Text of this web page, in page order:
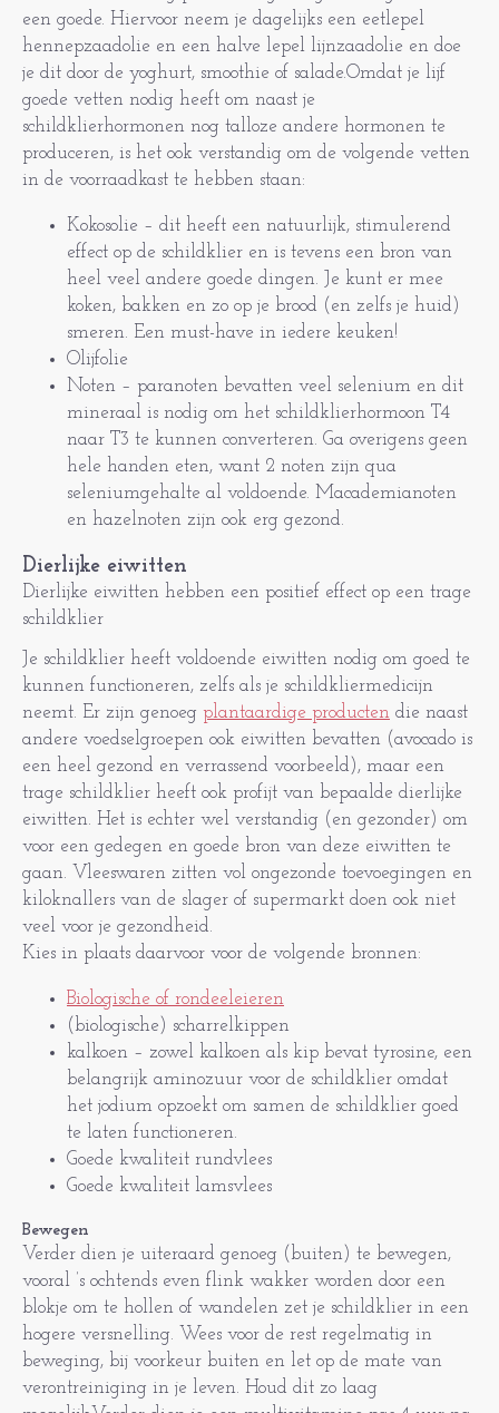
een goede. Hiervoor neem je dagelijks een eetlepel
hennepzaadolie en een halve lepel lijnzaadolie en doe
je dit door de yoghurt, smoothie of salade.Omdat je lijf
goede vetten nodig heeft om naast je
schildklierhormonen nog talloze andere hormonen te
produceren, is het ook verstandig om de volgende vetten
in de voorraadkast te hebben staan:
Kokosolie – dit heeft een natuurlijk, stimulerend
effect op de schildklier en is tevens een bron van
heel veel andere goede dingen. Je kunt er mee
koken, bakken en zo op je brood (en zelfs je huid)
smeren. Een must-have in iedere keuken!
Olijfolie
Noten – paranoten bevatten veel selenium en dit
mineraal is nodig om het schildklierhormoon T4
naar T3 te kunnen converteren. Ga overigens geen
hele handen eten, want 2 noten zijn qua
seleniumgehalte al voldoende. Macademianoten
en hazelnoten zijn ook erg gezond.
Dierlijke eiwitten
Dierlijke eiwitten hebben een positief effect op een trage
schildklier
Je schildklier heeft voldoende eiwitten nodig om goed te
kunnen functioneren, zelfs als je schildkliermedicijn
neemt. Er zijn genoeg plantaardige producten die naast
andere voedselgroepen ook eiwitten bevatten (avocado is
een heel gezond en verrassend voorbeeld), maar een
trage schildklier heeft ook profijt van bepaalde dierlijke
eiwitten. Het is echter wel verstandig (en gezonder) om
voor een gedegen en goede bron van deze eiwitten te
gaan. Vleeswaren zitten vol ongezonde toevoegingen en
kiloknallers van de slager of supermarkt doen ook niet
veel voor je gezondheid.
Kies in plaats daarvoor voor de volgende bronnen:
Biologische of rondeeleieren
(biologische) scharrelkippen
kalkoen – zowel kalkoen als kip bevat tyrosine, een
belangrijk aminozuur voor de schildklier omdat
het jodium opzoekt om samen de schildklier goed
te laten functioneren.
Goede kwaliteit rundvlees
Goede kwaliteit lamsvlees
Bewegen
Verder dien je uiteraard genoeg (buiten) te bewegen,
vooral ’s ochtends even flink wakker worden door een
blokje om te hollen of wandelen zet je schildklier in een
hogere versnelling. Wees voor de rest regelmatig in
beweging, bij voorkeur buiten en let op de mate van
verontreiniging in je leven. Houd dit zo laag